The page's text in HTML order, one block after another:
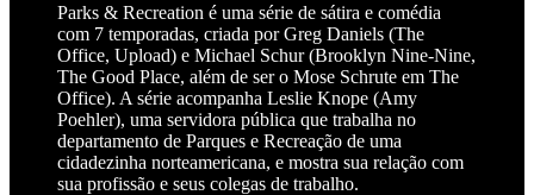
Parks & Recreation é uma série de sátira e comédia
com 7 temporadas, criada por Greg Daniels (The
Office, Upload) e Michael Schur (Brooklyn Nine-Nine,
The Good Place, além de ser o Mose Schrute em The
Office). A série acompanha Leslie Knope (Amy
Poehler), uma servidora pública que trabalha no
departamento de Parques e Recreação de uma
cidadezinha norteamericana, e mostra sua relação com
sua profissão e seus colegas de trabalho.